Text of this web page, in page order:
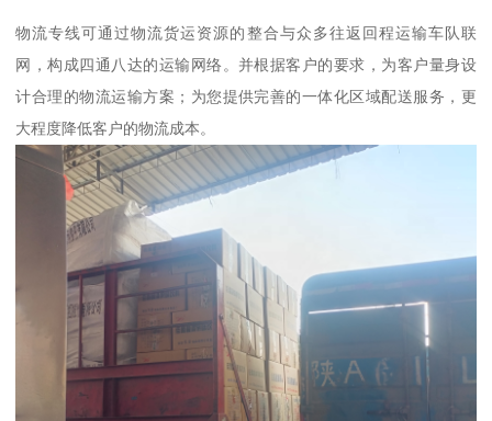
物流专线可通过物流货运资源的整合与众多往返回程运输车队联
网，构成四通八达的运输网络。并根据客户的要求，为客户量身设
计合理的物流运输方案；为您提供完善的一体化区域配送服务，更
大程度降低客户的物流成本。